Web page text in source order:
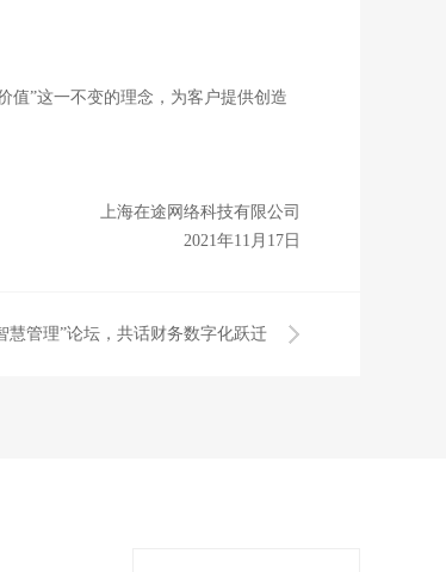
值”这一不变的理念，为客户提供创造
上海在途网络科技有限公司
2021年11月17日
慧管理”论坛，共话财务数字化跃迁